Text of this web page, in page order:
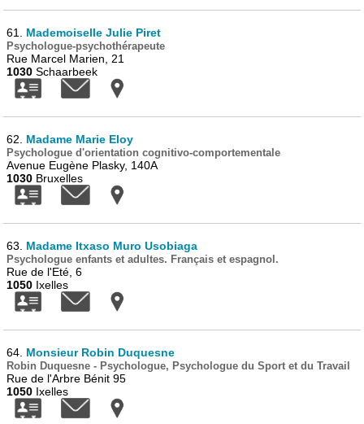
61. Mademoiselle Julie Piret
Psychologue-psychothérapeute
Rue Marcel Marien, 21
1030 Schaarbeek
62. Madame Marie Eloy
Psychologue d'orientation cognitivo-comportementale
Avenue Eugène Plasky, 140A
1030 Bruxelles
63. Madame Itxaso Muro Usobiaga
Psychologue enfants et adultes. Français et espagnol.
Rue de l'Eté, 6
1050 Ixelles
64. Monsieur Robin Duquesne
Robin Duquesne - Psychologue, Psychologue du Sport et du Travail
Rue de l'Arbre Bénit 95
1050 Ixelles